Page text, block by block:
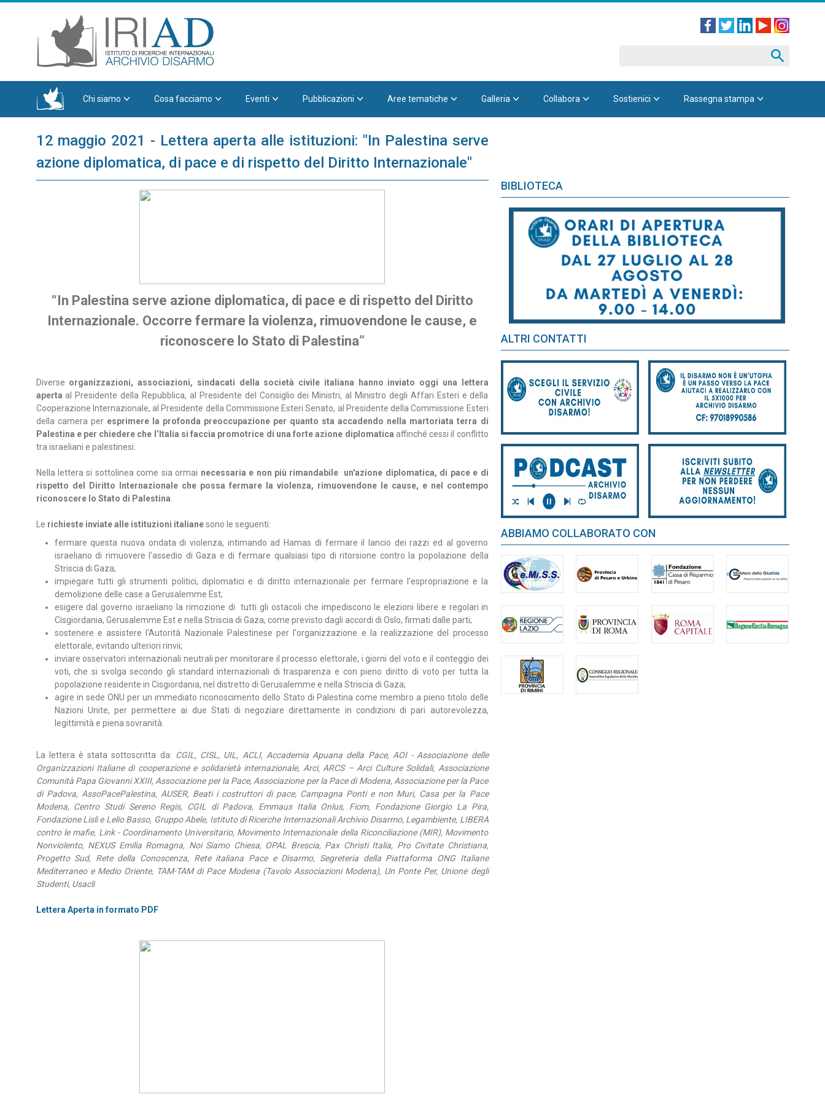
Chi siamo Cosa facciamo Eventi Pubblicazioni Aree tematiche Galleria Collabora Sostienici Rassegna stampa
12 maggio 2021 - Lettera aperta alle istituzioni: "In Palestina serve
azione diplomatica, di pace e di rispetto del Diritto Internazionale"
“In Palestina serve azione diplomatica, di pace e di rispetto del Diritto
Internazionale. Occorre fermare la violenza, rimuovendone le cause, e
riconoscere lo Stato di Palestina”
Diverse organizzazioni, associazioni, sindacati della società civile italiana hanno inviato oggi una lettera
aperta al Presidente della Repubblica, al Presidente del Consiglio dei Ministri, al Ministro degli Affari Esteri e della
Cooperazione Internazionale, al Presidente della Commissione Esteri Senato, al Presidente della Commissione Esteri
della camera per esprimere la profonda preoccupazione per quanto sta accadendo nella martoriata terra di
Palestina e per chiedere che l’Italia si faccia promotrice di una forte azione diplomatica affinché cessi il conflitto
tra israeliani e palestinesi.
Nella lettera si sottolinea come sia ormai necessaria e non più rimandabile un'azione diplomatica, di pace e di
rispetto del Diritto Internazionale che possa fermare la violenza, rimuovendone le cause, e nel contempo
riconoscere lo Stato di Palestina
Le richieste inviate alle istituzioni italianesono le seguenti:
fermare questa nuova ondata di violenza, intimando ad Hamas di fermare il lancio dei razzi ed al governo
israeliano di rimuovere l'assedio di Gaza e di fermare qualsiasi tipo di ritorsione contro la popolazione della
Striscia di Gaza;
impiegare tutti gli strumenti politici, diplomatici e di diritto internazionale per fermare l'espropriazione e la
demolizione delle case a Gerusalemme Est;
esigere dal governo israeliano la rimozione di tutti gli ostacoli che impediscono le elezioni libere e regolari in
Cisgiordania, Gerusalemme Est e nella Striscia di Gaza, come previsto dagli accordi di Oslo, firmati dalle parti;
sostenere e assistere l'Autorità Nazionale Palestinese per l'organizzazione e la realizzazione del processo
elettorale, evitando ulteriori rinvii;
inviare osservatori internazionali neutrali per monitorare il processo elettorale, i giorni del voto e il conteggio dei
voti, che si svolga secondo gli standard internazionali di trasparenza e con pieno diritto di voto per tutta la
popolazione residente in Cisgiordania, nel distretto di Gerusalemme e nella Striscia di Gaza;
agire in sede ONU per un immediato riconoscimento dello Stato di Palestina come membro a pieno titolo delle
Nazioni Unite, per permettere ai due Stati di negoziare direttamente in condizioni di pari autorevolezza,
legittimità e piena sovranità.
La lettera è stata sottoscritta da: CGIL, CISL, UIL, ACLI, Accademia Apuana della Pace, AOI - Associazione delle
Organizzazioni Italiane di cooperazione e solidarietà internazionale, Arci, ARCS – Arci Culture Solidali, Associazione
Comunità Papa Giovanni XXIII, Associazione per la Pace, Associazione per la Pace di Modena, Associazione per la Pace
di Padova, AssoPacePalestina, AUSER, Beati i costruttori di pace, Campagna Ponti e non Muri, Casa per la Pace
Modena, Centro Studi Sereno Regis, CGIL di Padova, Emmaus Italia Onlus, Fiom, Fondazione Giorgio La Pira,
Fondazione Lisli e Lelio Basso, Gruppo Abele, Istituto di Ricerche Internazionali Archivio Disarmo, Legambiente, LIBERA
contro le mafie, Link - Coordinamento Universitario, Movimento Internazionale della Riconciliazione (MIR), Movimento
Nonviolento, NEXUS Emilia Romagna, Noi Siamo Chiesa, OPAL Brescia, Pax Christi Italia, Pro Civitate Christiana,
Progetto Sud, Rete della Conoscenza, Rete italiana Pace e Disarmo, Segreteria della Piattaforma ONG Italiane
Mediterraneo e Medio Oriente, TAM-TAM di Pace Modena (Tavolo Associazioni Modena), Un Ponte Per, Unione degli
Studenti, Usacli
Lettera Aperta in formato PDF
BIBLIOTECA
ALTRI CONTATTI
ABBIAMO COLLABORATO CON